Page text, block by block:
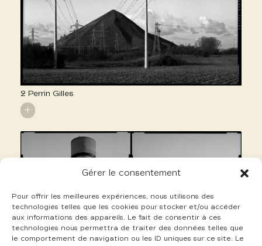
Gérer le consentement
Pour offrir les meilleures expériences, nous utilisons des
technologies telles que les cookies pour stocker et/ou accéder
aux informations des appareils. Le fait de consentir à ces
technologies nous permettra de traiter des données telles que
le comportement de navigation ou les ID uniques sur ce site. Le
2 Perrin Gilles
+